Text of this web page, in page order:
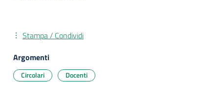
Stampa / Condividi
Argomenti
Circolari Docenti